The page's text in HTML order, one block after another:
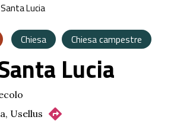
Lucia
Chiesa Chiesa campestre
Lucia
Usellus